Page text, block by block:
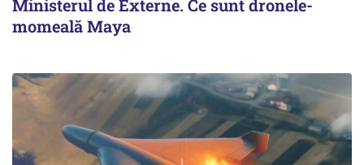
Ministerul de Externe. Ce sunt dronele-
momeală Maya